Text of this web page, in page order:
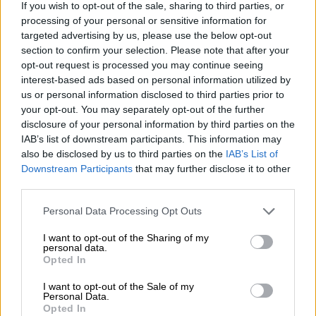
If you wish to opt-out of the sale, sharing to third parties, or
processing of your personal or sensitive information for
targeted advertising by us, please use the below opt-out
section to confirm your selection. Please note that after your
opt-out request is processed you may continue seeing
interest-based ads based on personal information utilized by
us or personal information disclosed to third parties prior to
your opt-out. You may separately opt-out of the further
disclosure of your personal information by third parties on the
IAB’s list of downstream participants. This information may
also be disclosed by us to third parties on the IAB’s List of
Downstream Participants that may further disclose it to other
Please note that this website/app uses one or more Google
not limited to your visit or usage behaviour. You may click to
grant or deny consent to Google and its third-party tags to
use your data for below specified purposes in below Google
consent section.
Personal Data Processing Opt Outs
I want to opt-out of the Sharing of my
personal data.
Opted In
I want to opt-out of the Sale of my
Personal Data.
Opted In
με ροδοπέταλα. Αλλά βρήκαμε μπροστά μας
εμπόδια και εχθρική διάθεση από ανθρώπους
και φορείς που έτυχε να εκπροσωπούν, που
ούτε καν θα μπορούσαμε να το φανταστούμε.
Απείλησαν την εξέλιξη του πλάνου ακόμη και
με ακύρωση και τελικά προκάλεσαν μεγάλες
και αναίτιες καθυστερήσεις. Κι όλα αυτά
μόνο και μόνο λόγω εμπάθειας. Μας
πληγώνει και θα μας πληγώνει για πάντα το
γεγονός πως εξαιτίας τους, ένας σημαντικός
αριθμός ΑΕΚτζήδων δεν κατάφερε να ζήσει
την μαγεία και την συγκίνηση της
επιστροφής στο Σπίτι μας και τις μεγάλες
στιγμές που έχουμε βιώσει από το πρώτο
μπορούμε να το συγχωρέσουμε αυτό, ούτε να